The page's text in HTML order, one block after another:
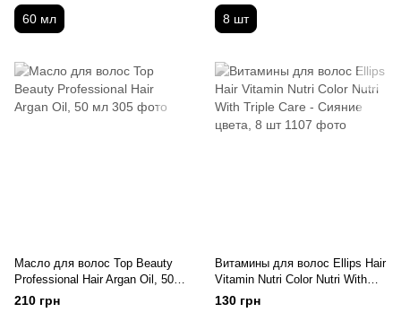
60 мл 8 шт
Масло для волос Top Beauty
Professional Hair Argan Oil, 50
мл
210 грн
Витамины для волос Ellips Hair
Vitamin Nutri Color Nutri With
Triple Care - Сияние цвета, 8 шт
130 грн